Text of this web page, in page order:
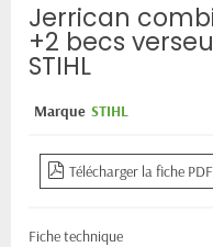
Jerrican
+2 becs
STIHL
Marque STIHL
Télécharger la fiche PDF
Fiche technique